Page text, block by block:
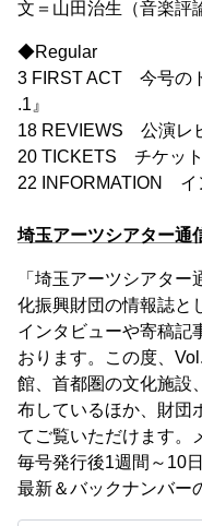
文＝山田治生（音楽評
◆Regular
3 FIRST ACT 今号の
.1』
18 REVIEWS 公演レ
20 TICKETS チケッ
22 INFORMATION イ
埼玉アーツシアター通
「埼玉アーツシアタ
化振興財団の情報誌と
インタビューや寄稿記
おります。この度、
館、首都圏の文化施設
布しているほか、財団
てご覧いただけます。
毎号発行後1週間～10
最新＆バックナンバー